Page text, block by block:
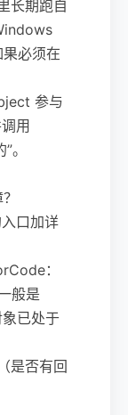
长期跑自
必须在
参与
用
。
口加详
：
般是
已处于
是否有回